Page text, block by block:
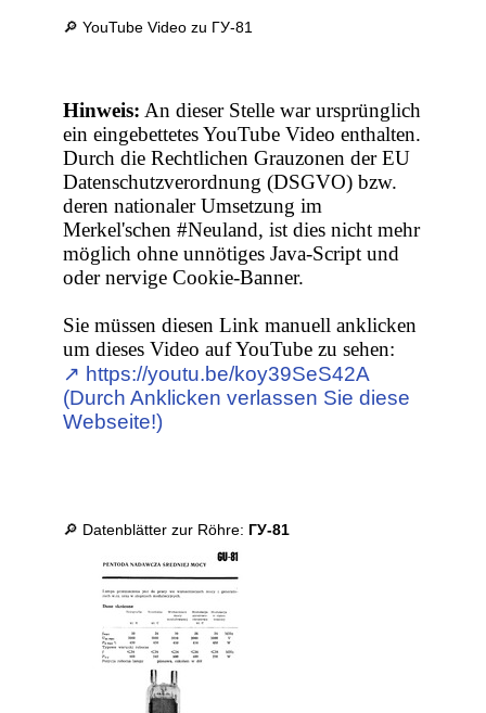
🔎 YouTube Video zu ГУ-81
Hinweis: An dieser Stelle war ursprünglich
ein eingebettetes YouTube Video enthalten.
Durch die Rechtlichen Grauzonen der EU
Datenschutzverordnung (DSGVO) bzw.
deren nationaler Umsetzung im
Merkel'schen #Neuland, ist dies nicht mehr
möglich ohne unnötiges Java-Script und
oder nervige Cookie-Banner.
Sie müssen diesen Link manuell anklicken
um dieses Video auf YouTube zu sehen:
↗︎ https://youtu.be/koy39SeS42A
(Durch Anklicken verlassen Sie diese
Webseite!)
🔎 Datenblätter zur Röhre: ГУ-81